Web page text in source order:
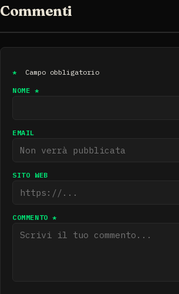
Commenti
* Campo obbligatorio
NOME *
EMAIL
SITO WEB
COMMENTO *